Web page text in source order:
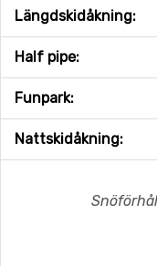
Längdskidåkning:
Half pipe:
Funpark:
Nattskidåkning: